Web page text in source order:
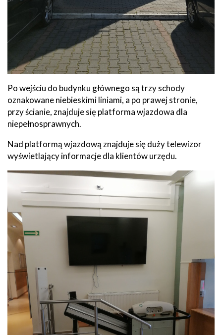
Po wejściu do budynku głównego są trzy schody
oznakowane niebieskimi liniami, a po prawej stronie,
przy ścianie, znajduje się platforma wjazdowa dla
niepełnosprawnych.
Nad platformą wjazdową znajduje się duży telewizor
wyświetlający informacje dla klientów urzędu.